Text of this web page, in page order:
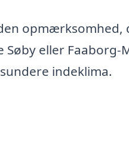
opmærksomhed,
eller Faaborg-
indeklima.